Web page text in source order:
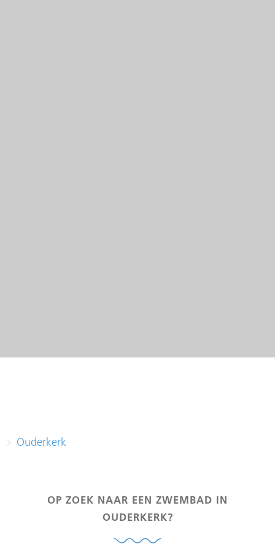
Ouderkerk
OP ZOEK NAAR EEN ZWEMBAD IN
OUDERKERK?